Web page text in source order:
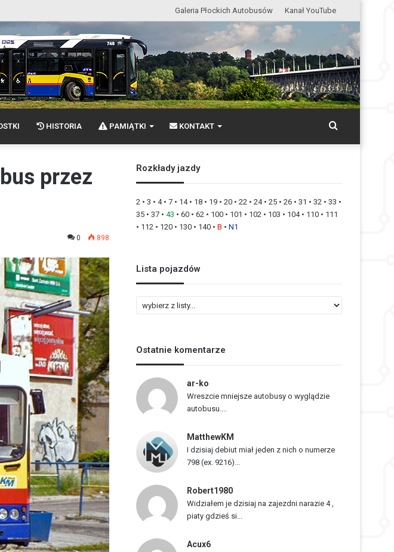
Galeria Płockich Autobusów Kanał YouTube
HISTORIA PAMIĄTKI KONTAKT Wyszukaj
przez
0 898
Rozkłady jazdy
2 •3 •4•7 • 14• 18 • 19 •20 •22 •24•25 •26 •31 •32 •33 •
35 •37 •43 •60 •62 • 100 • 101 • 102 • 103 • 104• 110 • 111
• 112 • 120 • 130 • 140 •B •N1
Lista pojazdów
i
a
p
j
a
Ostatnie komentarze
ar-ko
Wreszcie mniejsze autobusy o wyglądzie
autobusu....
MatthewKM
I dzisiaj debiut miał jeden z nich o numerze
798 (ex. 9216)...
Robert1980
Widziałem je dzisiaj na zajezdni narazie 4 ,
piaty gdzieś si...
Acux6